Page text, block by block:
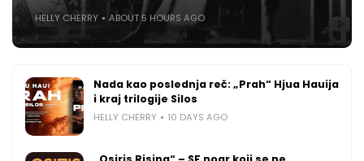
HELLY CHERRY ABOUT 5 HOURS AGO
Nada kao poslednja reč: „Prah“ Hjua Hauija
i kraj trilogije Silos
HELLY CHERRY 10 DAYS AGO